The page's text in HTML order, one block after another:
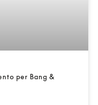
per Bang &